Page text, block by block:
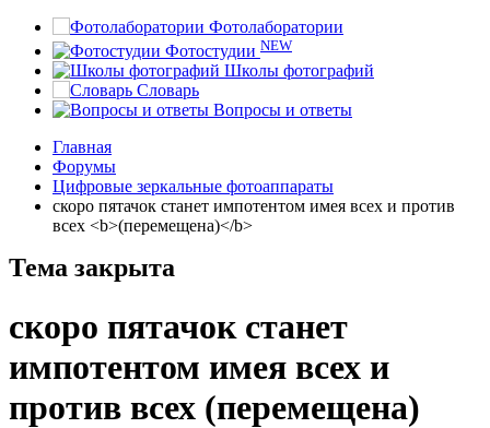
Фотолаборатории
Фотостудии NEW
Школы фотографий
Словарь
Вопросы и ответы
Главная
Форумы
Цифровые зеркальные фотоаппараты
скоро пятачок станет импотентом имея всех и против
всех <b>(перемещена)</b>
Тема закрыта
скоро пятачок станет
импотентом имея всех и
против всех (перемещена)